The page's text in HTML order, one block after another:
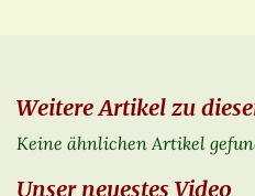
Weitere Artikel zu
Keine ähnlichen Artikel
Unser neuestes Video